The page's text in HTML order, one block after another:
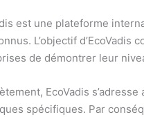
est une plateforme
L’objectif
de démontrer leur
EcoVadis
spécifiques. Par